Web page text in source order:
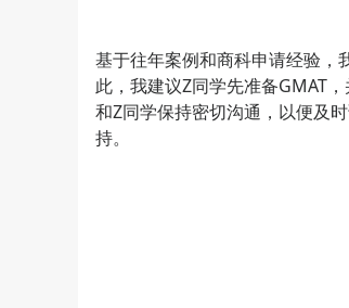
基于往年案例和商科申请经验，
此，我建议Z同学先准备GMAT
和Z同学保持密切沟通，以便及
持。